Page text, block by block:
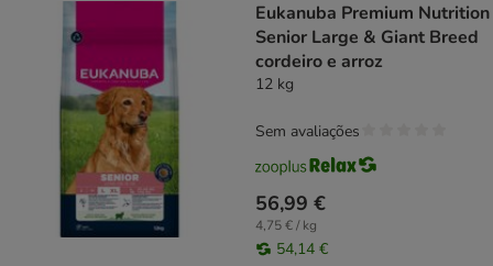
Eukanuba Premium Nutrition
Senior Large & Giant Breed
cordeiro e arroz
12 kg
56,99 €
4,75 € / kg
54,14 €
Sem avaliações